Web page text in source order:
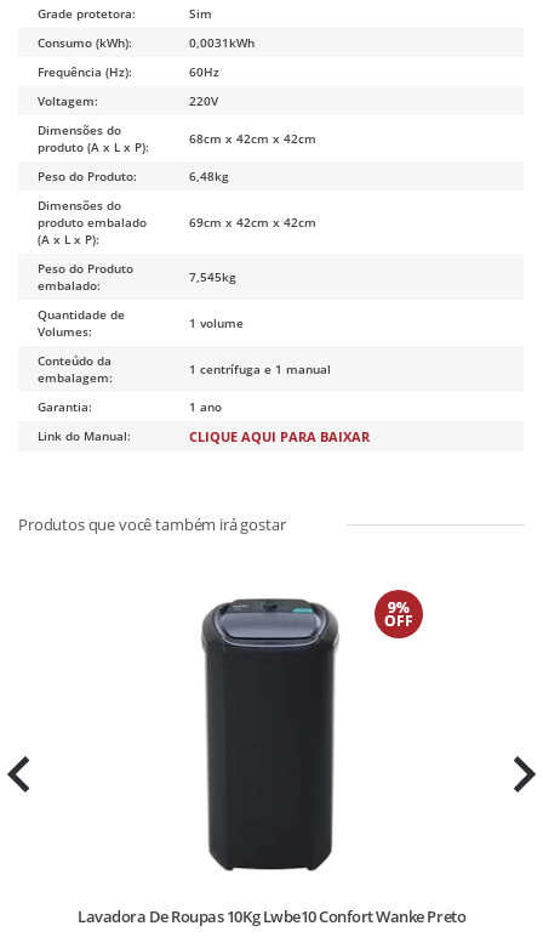
Grade protetora:
Sim
Consumo (kWh):
0,0031kWh
Frequência (Hz):
60Hz
Voltagem:
220V
Dimensões do
produto (A x L x P):
68cm x 42cm x 42cm
Peso do Produto:
6,48kg
Dimensões do
produto embalado
(A x L x P):
69cm x 42cm x 42cm
Peso do Produto
embalado:
7,545kg
Quantidade de
Volumes:
1 volume
Conteúdo da
embalagem:
1 centrífuga e 1 manual
Garantia:
1 ano
Link do Manual:
CLIQUE AQUI PARA BAIXAR
9%
OFF
Lavadora De Roupas 10Kg Lwbe10 Confort Wanke Preto